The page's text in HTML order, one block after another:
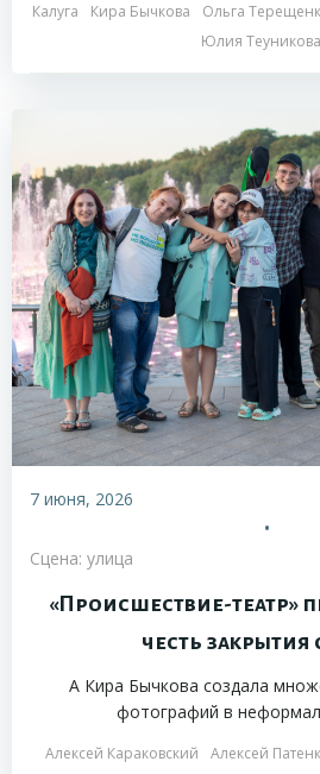
Калуга
Кира Бычкова Ольга
Юлия Теуникова
7 июня, 2026
•
Сцена: улица
«Происшествие-театр»
честь закрытия
А Кира Бычкова создала
фотографий в
Алексей Караковский Алексей